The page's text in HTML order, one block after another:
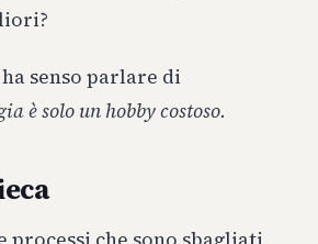
senso parlare di
è solo un hobby costoso.